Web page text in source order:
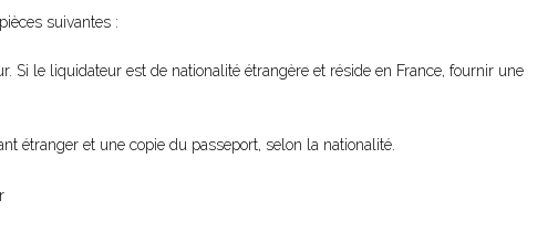
suivantes :
Si le liquidateur est de nationalité étrangère et réside en France, fournir une
étranger et une copie du passeport, selon la nationalité.